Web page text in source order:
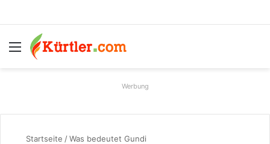
Menü
Werbung
Startseite /Was bedeutet Gundi